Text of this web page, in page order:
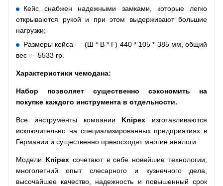
Кейс снабжен надежными замками, которые легко
открываются рукой и при этом выдерживают большие
нагрузки;
Размеры кейса — (Ш * В * Г) 440 * 105 * 385 мм, общий
вес — 5533 гр.
Характеристики чемодана:
Набор позволяет существенно сэкономить на
покупке каждого инструмента в отдельности.
Все инструменты компании Knipex изготавливаются
исключительно на специализированных предприятиях в
Германии и существенно превосходят многие аналоги.
Модели Knipexсочетают в себе новейшие технологии,
многолетний опыт слесарного и кузнечного дела,
высочайшее качество, надежность и повышенный срок